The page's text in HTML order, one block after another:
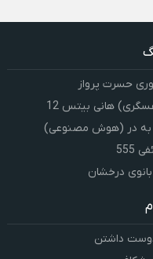
حسرت پرواز
هانی بیتس 12
به در (هوش مصنوعی)
درخشان
دوست داشتن